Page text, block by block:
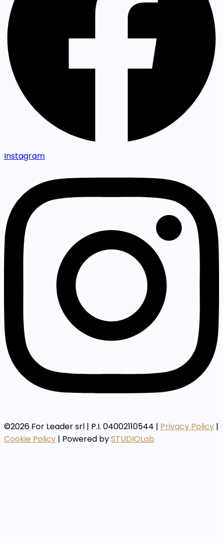
Instagram
©2026 For Leader srl | P.I. 04002110544 | Privacy Policy |
Cookie Policy | Powered bySTUDIOLab